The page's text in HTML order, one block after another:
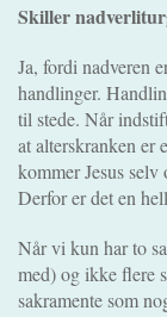
Skiller
Ja, fordi nadveren
handlinger.
til stede. Når
at alterskranken er
kommer Jesus selv
Derfor er det en
Når vi kun har to
med) og ikke flere
sakramente som